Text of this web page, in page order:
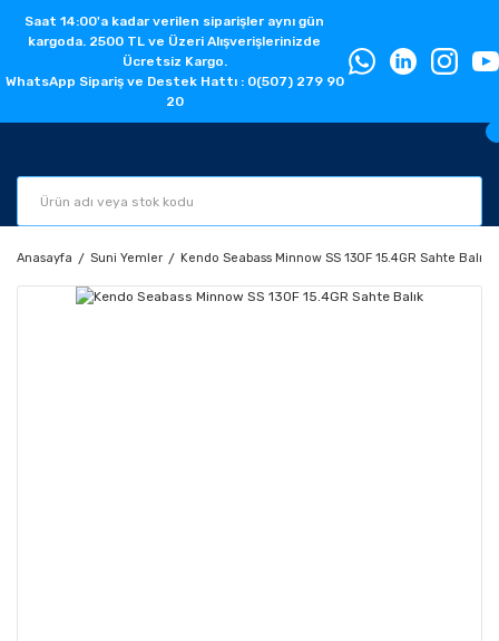
Saat 14:00'a kadar verilen siparişler aynı gün
kargoda. 2500 TL ve Üzeri Alışverişlerinizde
Ücretsiz Kargo.
WhatsApp Sipariş ve Destek Hattı : 0(507) 279 90
20
Anasayfa Suni Yemler Kendo Seabass Minnow SS 130F 15.4GR Sahte Balık